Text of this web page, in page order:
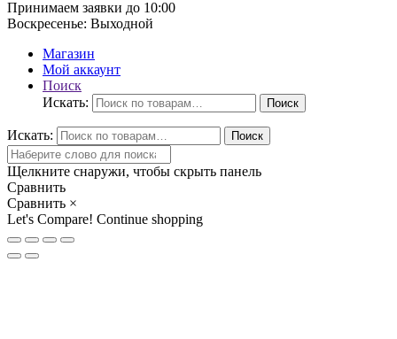
Принимаем заявки до 10:00
Воскресенье: Выходной
Магазин
Мой аккаунт
Поиск
Искать:
Поиск
Искать: Поиск
Щелкните снаружи, чтобы скрыть панель
Сравнить
Сравнить ×
Let's Compare! Continue shopping